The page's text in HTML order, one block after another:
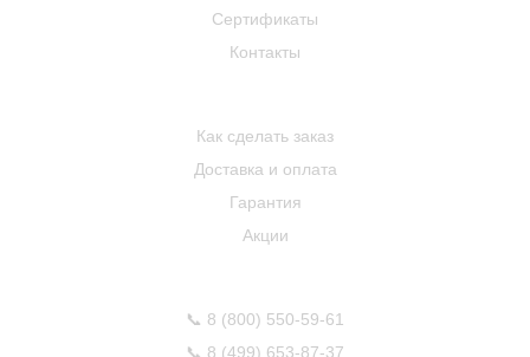
Сертификаты
Контакты
Как сделать заказ
Доставка и оплата
Гарантия
Акции
📞 8 (800) 550-59-61
📞 8 (499) 653-87-37